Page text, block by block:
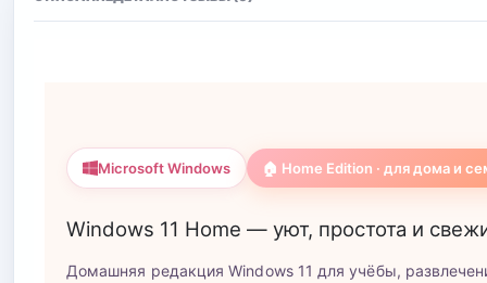
Microsoft Windows 🏠 Home Edition · для дома и
Windows 11 Home — уют, простота и
Домашняя редакция Windows 11 для учёбы,